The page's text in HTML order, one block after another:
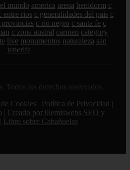
mundo america arena benidorm c
entre rios c generalidades del pais c
provincias c rio negro c santa fe c
c zona austral carmen category
live monumentos naturaleza san
tenerife
Todos los derechos reservados.
Cookies Política de Privacidad
Creado por 0lemiswebs SEO y
Libro sobre Cabañuelas